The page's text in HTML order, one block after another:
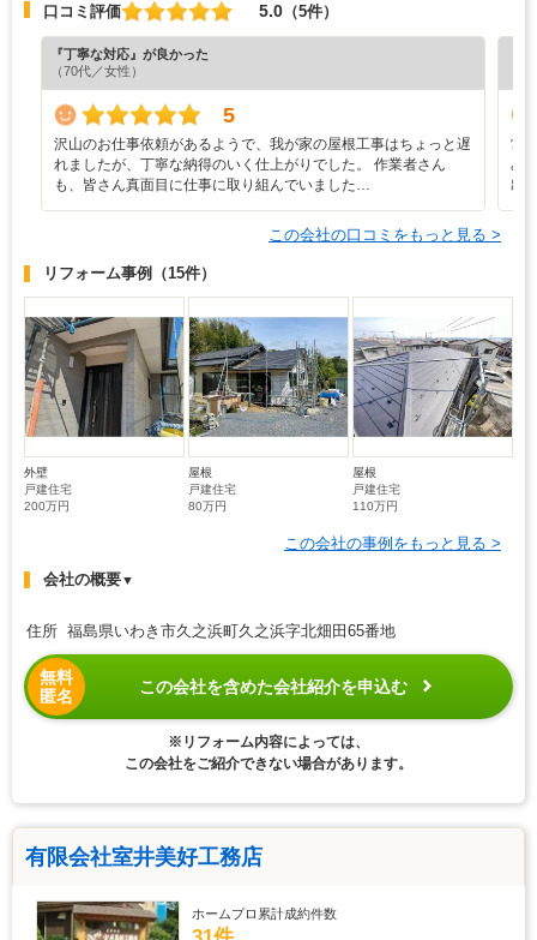
口コミ評価 5.0 （5件）
『丁寧な対応』が良かった
（70代／女性）
5
沢山のお仕事依頼があるようで、我が家の屋根工事はちょっと遅
れましたが、丁寧な納得のいく仕上がりでした。 作業者さん
も、皆さん真面目に仕事に取り組んでいました…
常
み
出
この会社の口コミをもっと見る >
リフォーム事例 （15件）
外壁
戸建住宅
200万円
屋根
戸建住宅
80万円
屋根
戸建住宅
110万円
この会社の事例をもっと見る >
会社の概要▼
住所 福島県いわき市久之浜町久之浜字北畑田65番地
無料
匿名
この会社を含めた会社紹介を申込む
※リフォーム内容によっては、
この会社をご紹介できない場合があります。
有限会社室井美好工務店
ホームプロ累計成約件数